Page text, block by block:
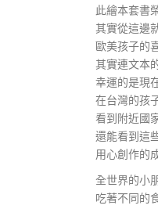
此繪本套書
其實從這邊
歐美孩子的
其實連文本
幸運的是現
在台灣的孩
看到附近國
還能看到這
用心創作的
全世界的小
吃著不同的